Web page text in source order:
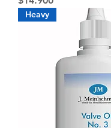
Heavy